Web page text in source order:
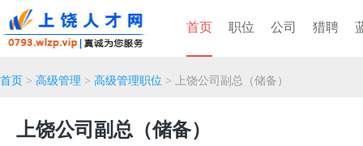
首页 职位 公司 猎聘
首页 > 高级管理 > 高级管理职位 > 上饶公司副总（储备）
上饶公司副总（储备）